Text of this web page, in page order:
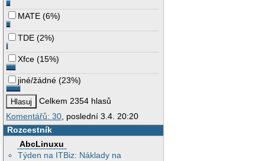
MATE (6%)
TDE (2%)
Xfce (15%)
jiné/žádné (23%)
Celkem 2354 hlasů
Komentářů: 30 , poslední 3.4. 20:20
Rozcestník
AbcLinuxu
Týden na ITBiz: Náklady na